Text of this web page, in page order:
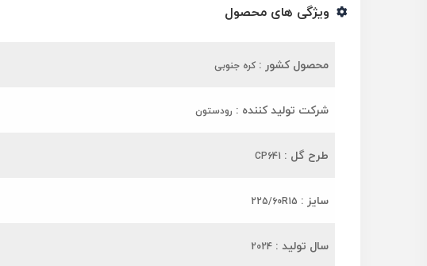
ویژگی های محصول
محصول کشور : کره جنوبی
شرکت تولید کننده : رودستون
طرح گل : CP641
سایز : 225/60R15
سال تولید : 2024